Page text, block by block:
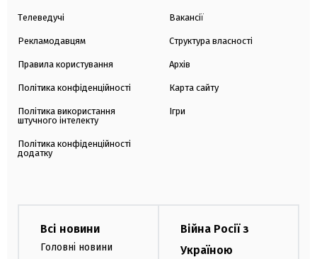
Телеведучі
Рекламодавцям
Правила користування
Політика конфіденційності
Політика використання
штучного інтелекту
Політика конфіденційності
додатку
Вакансії
Структура власності
Архів
Карта сайту
Ігри
Всі новини
Головні новини
Війна Росії з
Україною